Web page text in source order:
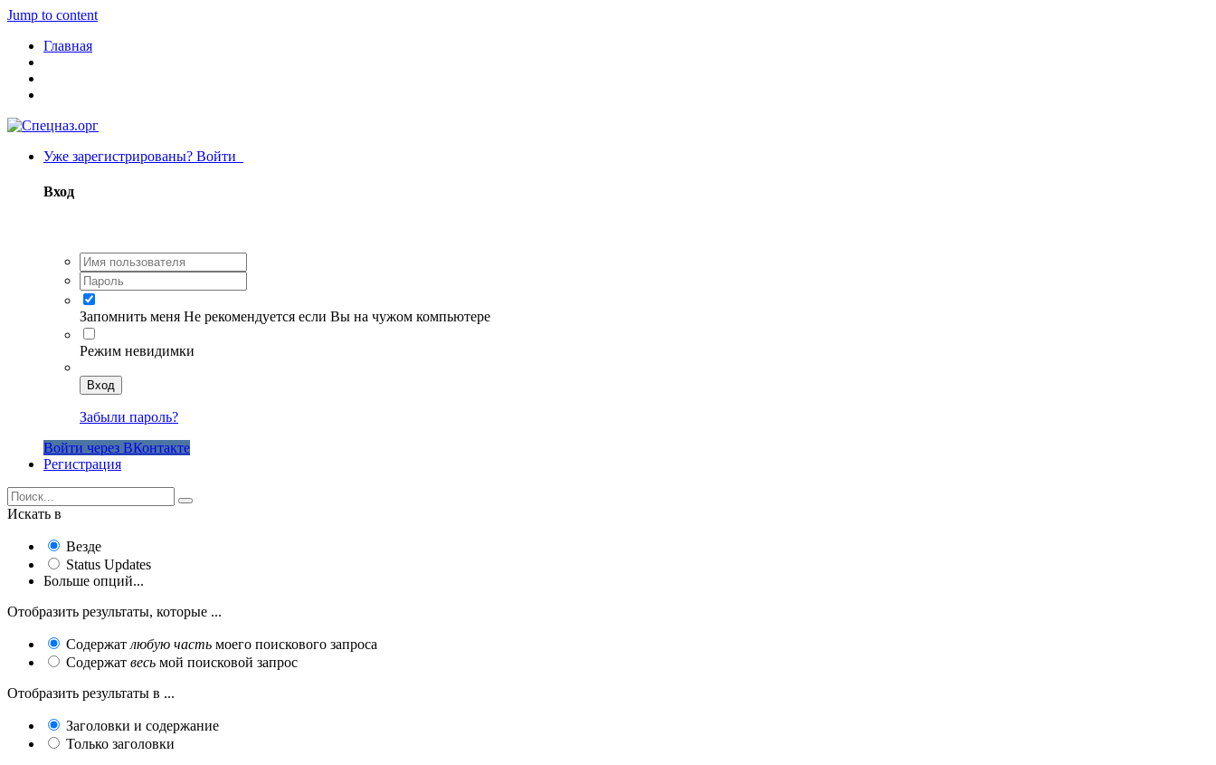
Jump to content
Главная
Уже зарегистрированы? Войти
Вход
Запомнить меня Не рекомендуется если Вы на чужом компьютере
Режим невидимки
Вход
Забыли пароль?
Войти через ВКонтакте
Регистрация
Искать в
Везде
Status Updates
Больше опций...
Отобразить результаты, которые ...
Содержат любую часть моего поискового запроса
Содержат весь мой поисковой запрос
Отобразить результаты в ...
Заголовки и содержание
Только заголовки